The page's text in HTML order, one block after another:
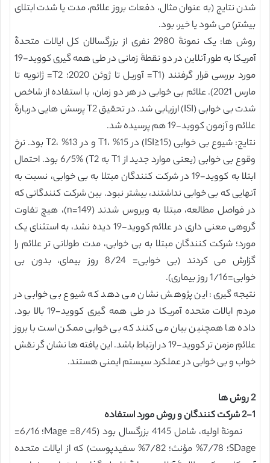
شدن نتایج (به عنوان مثال، دفعات بروز علائم، مدت یا شدت ابتلای
بیشتر) می شود یا خیر، بود.
روش ها: یک نمونۀ 2980 نفری از بزرگسالان کل ایالات متحدۀ
آمریکا به طور آنلاین در دو نقطۀ زمانی در طی همه گیری کووید-19
مورد بررسی قرار گرفتند (T1= آوریل تا ژوئن 2020؛ T2= ژانویه تا
مارس 2021). علائم بی خوابی در هر دو زمان، با استفاده از شاخص
شدت بی خوابی (ISI) ارزیابی شد. در تحقیق T2 پرسش هایی دربارۀ
علائم و آزمون کووید-19 هم پرسیده شد.
نتایج: شیوع بی خوابی (ISI≥15) در T1، %15 و در T2، %13 بود. نرخ
وقوع بی خوابی (یعنی موارد جدید از T1 به T2) 6/5% بود. احتمال
ابتلا به کووید-19 در شرکت کنندگان مبتلا به بی خوابی، نسبت به
آنهایی که بی خوابی نداشتند، بیشتر نبود. بین شرکت کنندگانی که
در فواصل مطالعه، مبتلا به ویروس شدند (n=149)، هیچ تفاوت
گروهی معنی داری در علائم کووید-19 دیده نشد، به استثنای یک
مورد؛ شرکت کنندگان مبتلا به بی خوابی، مدت طولانی تر علائم را
گزارش می کردند (بی خوابی= 8/24 روز بیمای، بدون بی
خوابی=1/16 روز بیماری).
نتیجه گیری: این پژوهش نشان می دهد که شیوع بی خوابی در
مردم ایالات متحده آمریکا در طی همه گیری کووید-19 بالا بود.
داده ها همچنین بیان می کنند که بی خوابی ممکن است با بروز
علائمِ مزمن تر کووید-19 در ارتباط باشد. این یافته ها نشان گر نقش
خواب و بی خوابی در عملکرد سیستم ایمنی هستند.
2 روش ها
2-1 شرکت کنندگان و روش مورد استفاده
نمونۀ اولیه، شامل 4145 بزرگسال بود (8/45= Mage؛ 6/16=
SDage؛ 7/78% مؤنث؛ 7/82% سفیدپوست) که از ایالات متحده